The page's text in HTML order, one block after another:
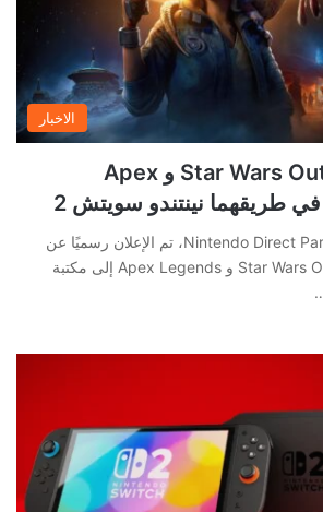
الاخبار
لعبتا Star Wars Outlaws و Apex
في عرض Nintendo Direct Partner، تم الإعلان رسميًا عن
انضمام Star Wars Outlaws و Apex Legends إلى مكتبة